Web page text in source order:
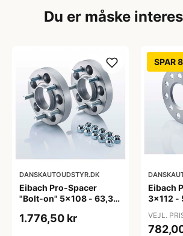
Du er måske
DANSKAUTOUDSTYR.DK
Eibach Pro-Spacer
"Bolt-on" 5x108 - 63,3
1.776,50 kr
SPAR
Eibach
3x112 -
VEJL.